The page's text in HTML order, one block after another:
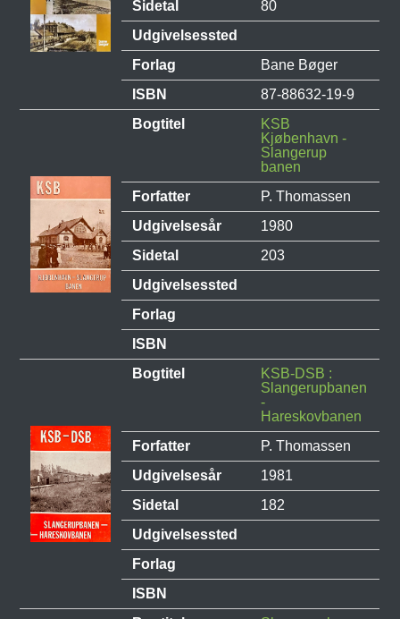
Sidetal
80
Udgivelsessted
Forlag
Bane Bøger
ISBN
87-88632-19-9
Bogtitel
KSB
Kjøbenhavn -
Slangerup
banen
Forfatter
P. Thomassen
Udgivelsesår
1980
Sidetal
203
Udgivelsessted
Forlag
ISBN
Bogtitel
KSB-DSB :
Slangerupbanen
-
Hareskovbanen
Forfatter
P. Thomassen
Udgivelsesår
1981
Sidetal
182
Udgivelsessted
Forlag
ISBN